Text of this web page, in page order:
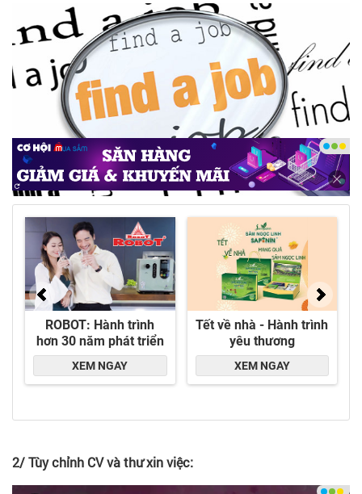
2/ Tùy chỉnh CV và thư xin việc: